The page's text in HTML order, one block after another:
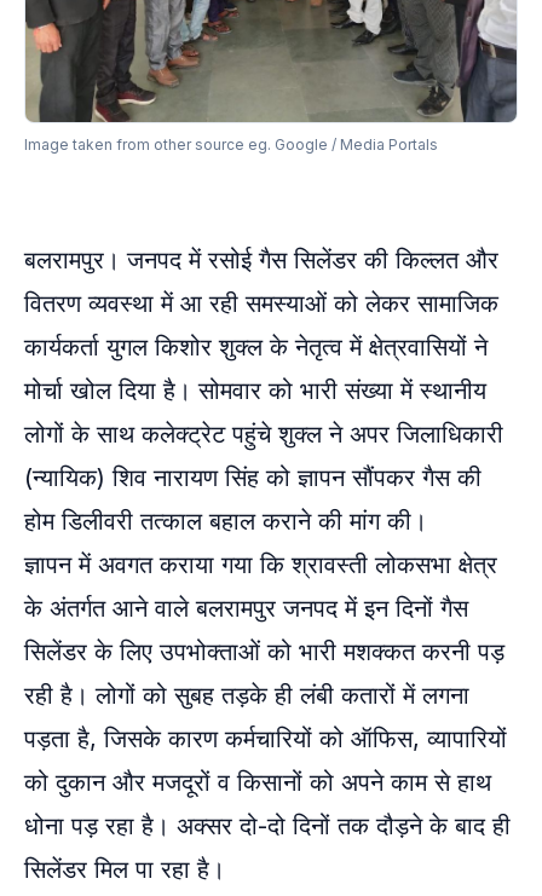
Image taken from other source eg. Google / Media Portals
बलरामपुर। जनपद में रसोई गैस सिलेंडर की किल्लत और
वितरण व्यवस्था में आ रही समस्याओं को लेकर सामाजिक
कार्यकर्ता युगल किशोर शुक्ल के नेतृत्व में क्षेत्रवासियों ने
मोर्चा खोल दिया है। सोमवार को भारी संख्या में स्थानीय
लोगों के साथ कलेक्ट्रेट पहुंचे शुक्ल ने अपर जिलाधिकारी
(न्यायिक) शिव नारायण सिंह को ज्ञापन सौंपकर गैस की
होम डिलीवरी तत्काल बहाल कराने की मांग की।
ज्ञापन में अवगत कराया गया कि श्रावस्ती लोकसभा क्षेत्र
के अंतर्गत आने वाले बलरामपुर जनपद में इन दिनों गैस
सिलेंडर के लिए उपभोक्ताओं को भारी मशक्कत करनी पड़
रही है। लोगों को सुबह तड़के ही लंबी कतारों में लगना
पड़ता है, जिसके कारण कर्मचारियों को ऑफिस, व्यापारियों
को दुकान और मजदूरों व किसानों को अपने काम से हाथ
धोना पड़ रहा है। अक्सर दो-दो दिनों तक दौड़ने के बाद ही
सिलेंडर मिल पा रहा है।